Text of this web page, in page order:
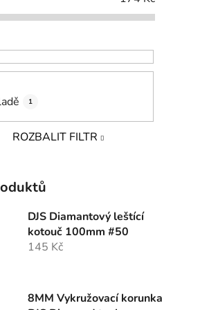
1
ROZBALIT FILTR
DJS Diamantový leštící
kotouč 100mm #50
145 Kč
8MM Vykružovací korunka